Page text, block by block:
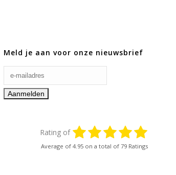
Meld je aan voor onze nieuwsbrief
Rating of
Average of 4.95on a total of 79 Ratings